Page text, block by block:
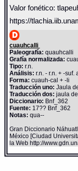
Valor fonético:
https://
cuauhcalli
Paleografía: quauhcalli
Grafía normalizada:
Tipo: r.n.
Análisis: r.n. - r.n. + -suf.
Forma: cuauh-cal + -li
Traducción uno: Jaula
Traducción dos: jaula
Diccionario: Bnf_362
Fuente: 17?? Bnf_362
Notas: qua--
Gran Diccionario
México [Ciudad
la Web http://